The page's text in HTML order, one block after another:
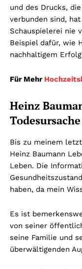
und des Drucks,
verbunden sind,
Schauspielerei nie
Beispiel dafür, wie
nachhaltigem
Für Mehr
Heinz
Todesursache
Bis zu meinem
Heinz Baumann
Leben. Die
haben, da mein
Es ist
von seiner
seine Familie und
überwältigenden